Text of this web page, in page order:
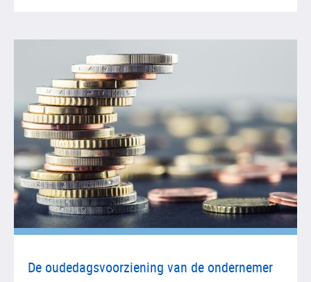
De oudedagsvoorziening van de ondernemer